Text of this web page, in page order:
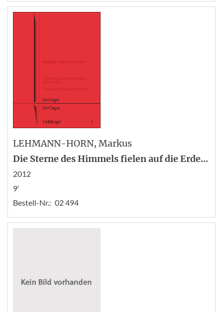
LEHMANN-HORN, Markus
Die Sterne des Himmels fielen auf die Erde...
2012
9'
Bestell-Nr.: 02 494